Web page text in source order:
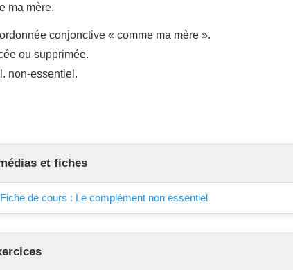
ma mère.
conjonctive « comme ma mère ».
ou supprimée.
non-essentiel.
et fiches
Fiche de cours : Le complément non essentiel